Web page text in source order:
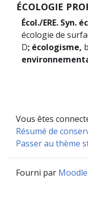
ÉCOLOGIE
Écol./ERE.
écologie de
D; écologisme, b
Vous êtes
Résumé de
Passer au thème
Fourni par Moodle